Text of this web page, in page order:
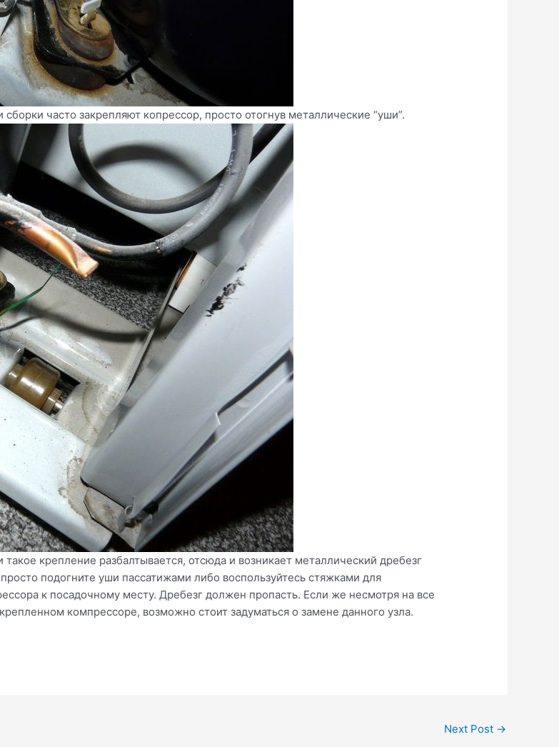
часто закрепляют копрессор, просто отогнув металлические “уши”.
крепление разбалтывается, отсюда и возникает металлический дребезг
подогните уши пассатижами либо воспользуйтесь стяжками для
к посадочному месту. Дребезг должен пропасть. Если же несмотря на все
компрессоре, возможно стоит задуматься о замене данного узла.
Next Post →